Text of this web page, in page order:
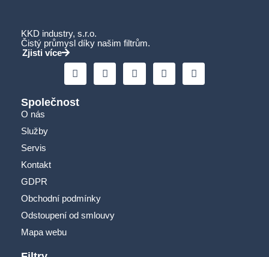
KKD industry, s.r.o.
Čistý průmysl díky našim filtrům.
Zjisti více
Společnost
O nás
Služby
Servis
Kontakt
GDPR
Obchodní podmínky
Odstoupení od smlouvy
Mapa webu